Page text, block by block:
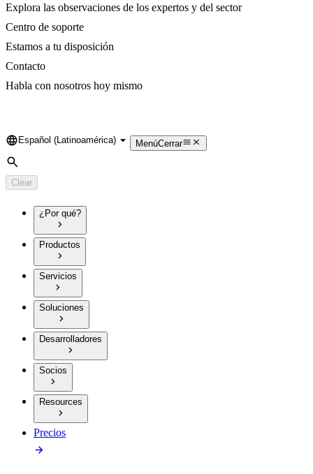
Explora las observaciones de los expertos y del sector
Centro de soporte
Estamos a tu disposición
Contacto
Habla con nosotros hoy mismo
Language
Español (Latinoamérica) MenúCerrar
Search
Clear
¿Por qué?
Productos
Servicios
Soluciones
Desarrolladores
Socios
Resources
Precios